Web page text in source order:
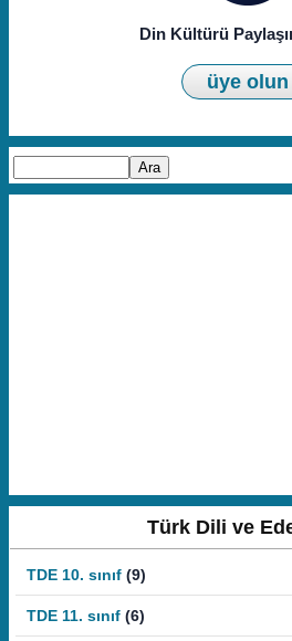
Din Kültürü
üye olun
Türk Dili ve
TDE 10. sınıf (9)
TDE 11. sınıf (6)